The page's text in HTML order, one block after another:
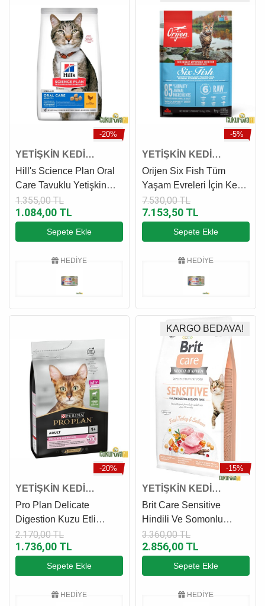
-20%
YETİŞKİN KEDİ
MAMASI
Hill's Science Plan Oral
Care Tavuklu Yetişkin
Kedi Maması 1.5 Kg
1.355,00 TL
1.084,00 TL
Sepete Ekle
HEDİYE
-5%
YETİŞKİN KEDİ
MAMASI
Orijen Six Fish Tüm
Yaşam Evreleri İçin Kedi
Maması 5.4 Kg
7.530,00 TL
7.153,50 TL
Sepete Ekle
HEDİYE
-20%
YETİŞKİN KEDİ
MAMASI
Pro Plan Delicate
Digestion Kuzu Etli
Yetişkin Kedi Maması 3
Kg
2.170,00 TL
1.736,00 TL
Sepete Ekle
HEDİYE
-15%
KARGO BEDAVA!
YETİŞKİN KEDİ
MAMASI
Brit Care Sensitive
Hindili Ve Somonlu
Yetişkin Kedi Maması 7
Kg
3.360,00 TL
2.856,00 TL
Sepete Ekle
HEDİYE